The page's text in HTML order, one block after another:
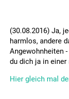
(30.08.2016) Ja,
harmlos, andere
Angewohnheiten
du dich ja in
Hier gleich mal